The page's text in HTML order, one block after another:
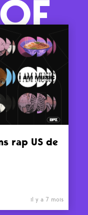
rap US de
il y a 7 mois